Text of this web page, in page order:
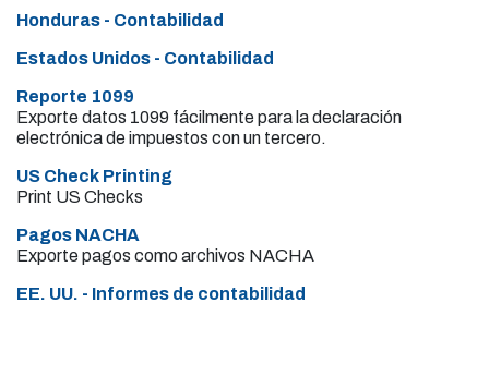
Honduras - Contabilidad
Estados Unidos - Contabilidad
Reporte 1099
Exporte datos 1099 fácilmente para la declaración
electrónica de impuestos con un tercero.
US Check Printing
Print US Checks
Pagos NACHA
Exporte pagos como archivos NACHA
EE. UU. - Informes de contabilidad